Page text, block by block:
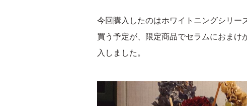
今回購入したのはホワイトニングシリー
買う予定が、限定商品でセラムにおま
入しました。